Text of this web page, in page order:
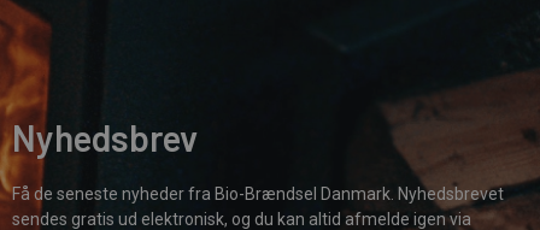
Nyhedsbrev
Få de seneste nyheder fra Bio-Brændsel Danmark. Nyhedsbrevet
sendes gratis ud elektronisk, og du kan altid afmelde igen via